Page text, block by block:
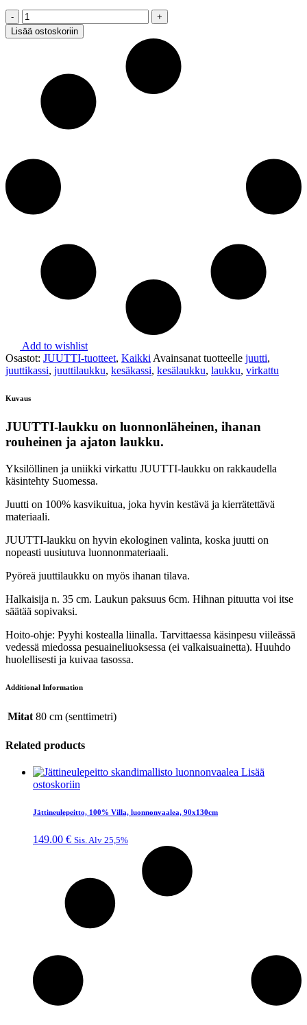
Ekologinen
JUUTTI-
LAUKKU,
Lisää ostoskoriin
Add to wishlist
Osastot: JUUTTI-tuotteet, Kaikki Avainsanat tuotteelle juutti,
juuttikassi, juuttilaukku, kesäkassi, kesälaukku, laukku, virkattu
Kuvaus
JUUTTI-laukku on luonnonläheinen, ihanan
rouheinen ja ajaton laukku.
Yksilöllinen ja uniikki virkattu JUUTTI-laukku on rakkaudella
käsintehty Suomessa.
Juutti on 100% kasvikuitua, joka hyvin kestävä ja kierrätettävä
materiaali.
JUUTTI-laukku on hyvin ekologinen valinta, koska juutti on
nopeasti uusiutuva luonnonmateriaali.
Pyöreä juuttilaukku on myös ihanan tilava.
Halkaisija n. 35 cm. Laukun paksuus 6cm. Hihnan pituutta voi itse
säätää sopivaksi.
Hoito-ohje: Pyyhi kostealla liinalla. Tarvittaessa käsinpesu viileässä
vedessä miedossa pesuaineliuoksessa (ei valkaisuainetta). Huuhdo
huolellisesti ja kuivaa tasossa.
Additional Information
Mitat 80 cm (senttimetri)
Related products
Lisää
ostoskoriin
Jättineulepeitto, 100% Villa, luonnonvaalea, 90x130cm
149.00 € Sis. Alv 25,5%